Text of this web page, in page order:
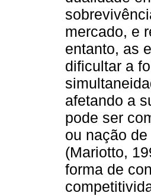
mercado, e
entanto, as
dificultar a
afetando a
pode ser
ou nação
(Mariotto,
forma de